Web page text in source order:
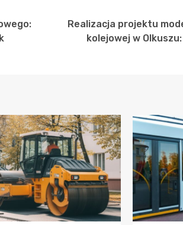
Realizacja projektu
kolejowej w